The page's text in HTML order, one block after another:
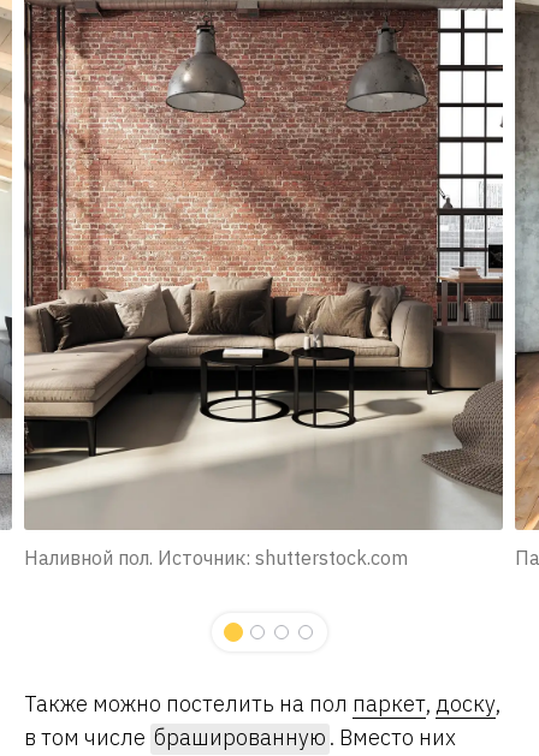
Наливной пол. Источник: shutterstock.com
Также можно постелить на пол паркет, доску,
в том числе брашированную . Вместо них